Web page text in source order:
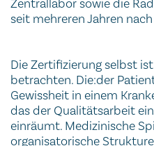
Zentrallabor sowie die
seit mehreren Jahren
Die Zertifizierung selbst
betrachten. Die:der
Gewissheit in einem
das der Qualitätsarbeit
einräumt. Medizinische
organisatorische